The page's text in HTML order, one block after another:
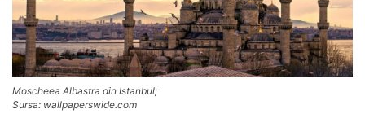
Moscheea Albastra din Istanbul;
Sursa: wallpaperswide.com